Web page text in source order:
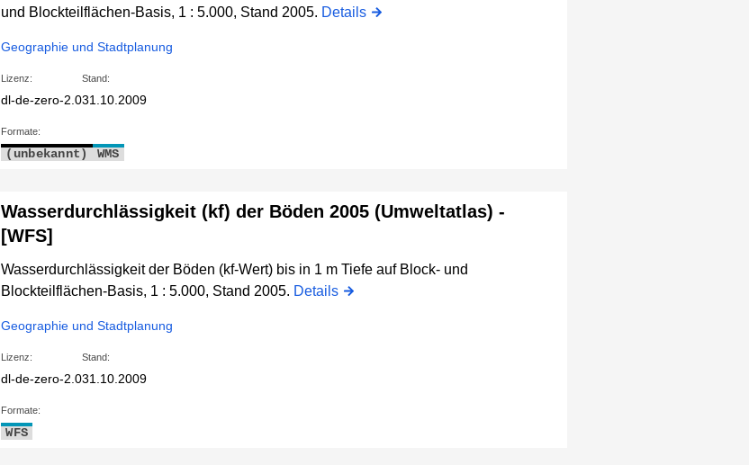
und Blockteilflächen-Basis, 1 : 5.000, Stand 2005. Details
Geographie und Stadtplanung
Lizenz:
dl-de-zero-2.0
Stand:
31.10.2009
Formate:
(unbekannt) WMS
Wasserdurchlässigkeit (kf) der Böden 2005 (Umweltatlas) -
[WFS]
Wasserdurchlässigkeit der Böden (kf-Wert) bis in 1 m Tiefe auf Block- und
Blockteilflächen-Basis, 1 : 5.000, Stand 2005. Details
Geographie und Stadtplanung
Lizenz:
dl-de-zero-2.0
Stand:
31.10.2009
Formate:
WFS